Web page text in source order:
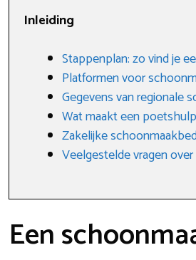
Inleiding
Stappenplan: zo vind je
Platformen voor
Gegevens van regionale
Wat maakt een
Zakelijke
Veelgestelde vragen
Een